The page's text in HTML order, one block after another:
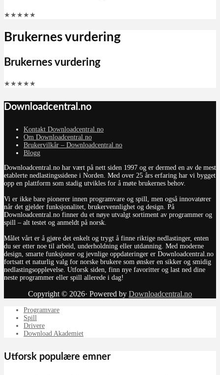
★ ★ ★ ★ ★
Brukernes vurdering
Brukernes vurdering
★ ★ ★ ★ ★
Downloadcentral.no
Kontakt Downloadcentral.no
Om Downloadcentral.no
Brukervilkår – Downloadcentral.no
Blogg
Downloadcentral.no har vært på nett siden 1997 og er dermed en av de mest
etablerte nedlastingssidene i Norden. Med over 25 års erfaring har vi bygget
opp en plattform som stadig utvikles for å møte brukernes behov.
Vi er ikke bare pionerer innen programvare og spill, men også innovatører
når det gjelder funksjonalitet, brukervennlighet og design. På
Downloadcentral.no finner du et nøye utvalgt sortiment av programmer og
spill – alt testet og anmeldt på norsk.
Målet vårt er å gjøre det enkelt og trygt å finne riktige nedlastinger, enten
du ser etter noe til arbeid, underholdning eller utdanning. Med moderne
design, smarte funksjoner og jevnlige oppdateringer er Downloadcentral.no
fortsatt et naturlig valg for norske brukere som ønsker en sikker og smidig
nedlastingsopplevelse. Utforsk siden, finn nye favoritter og last ned dine
neste programmer eller spill allerede i dag!
Copyright © 2026· Powered by Downloadcentral.no
Programvare
Spill
Drivere
Download Akademiet
Utforsk populære emner